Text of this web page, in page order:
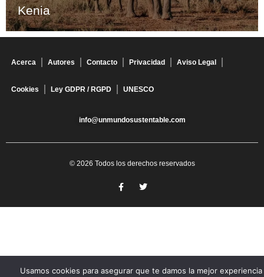
Kenia
Acerca Autores Contacto Privacidad Aviso Legal
Cookies Ley GDPR / RGPD UNESCO
info@unmundosustentable.com
© 2026 Todos los derechos reservados
Usamos cookies para asegurar que te damos la mejor experiencia